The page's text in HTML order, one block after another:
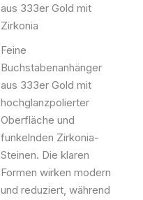
aus 333er Gold mit
Zirkonia
Feine
Buchstabenanhänger
aus 333er Gold mit
hochglanzpolierter
Oberfläche und
funkelnden Zirkonia-
Steinen. Die klaren
Formen wirken modern
und reduziert, während